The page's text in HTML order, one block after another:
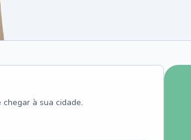
à sua cidade.